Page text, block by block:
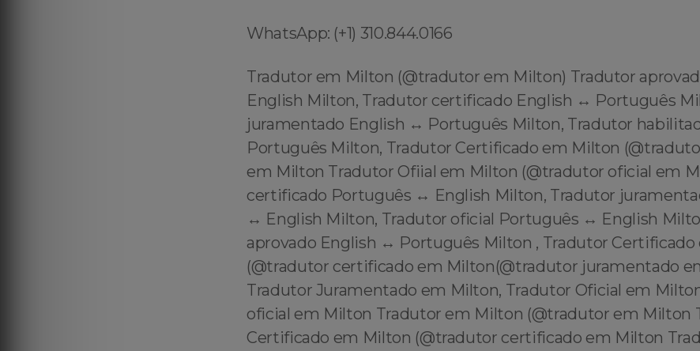
WhatsApp: (+1) 310.844.0166
Tradutor em Milton (@tradutor em Milton) Tradutor
English Milton, Tradutor certificado English ↔️ Português
juramentado English ↔️ Português Milton, Tradutor
Português Milton, Tradutor Certificado em Milton
em Milton Tradutor Ofiial em Milton (@tradutor oficial em
certificado Português ↔️ English Milton, Tradutor
↔️ English Milton, Tradutor oficial Português ↔️ English
aprovado English ↔️ Português Milton , Tradutor
(@tradutor certificado em Milton(@tradutor juramentado
Tradutor Juramentado em Milton, Tradutor Oficial em
oficial em Milton Tradutor em Milton (@tradutor em Milton
Certificado em Milton (@tradutor certificado em Milton